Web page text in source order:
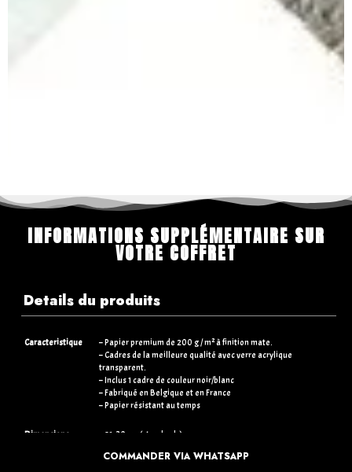
INFORMATIONS SUPPLÉMENTAIRE SUR
VOTRE COFFRET
Details du produits
Caracteristique
– Papier premium de 200 g / m² à finition mate.
– Cadres de la meilleure qualité avec verre acrylique
transparent.
– Inclus 1 cadre de couleur noir/blanc
– Fabriqué en Belgique et en France
– Papier résistant au temps
Dimensions
– 21×30 cm (standards)
– 50×70 cm (+15€)
COMMANDER VIA WHATSAPP